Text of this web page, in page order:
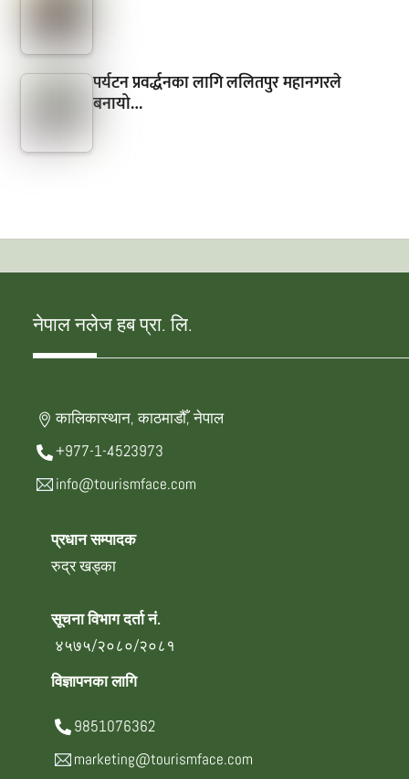
पर्यटन प्रवर्द्धनका लागि ललितपुर महानगरले
बनायो…
नेपाल नलेज हब प्रा. लि.
कालिकास्थान, काठमाडौँ, नेपाल
+977-1-4523973
info@tourismface.com
प्रधान सम्पादक
रुद्र खड्का
सूचना विभाग दर्ता नं.
४५७५/२०८०/२०८१
विज्ञापनका लागि
9851076362
marketing@tourismface.com